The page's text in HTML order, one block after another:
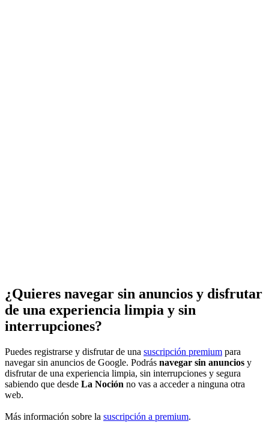
¿Quieres navegar sin anuncios y disfrutar
de una experiencia limpia y sin
interrupciones?
Puedes registrarse y disfrutar de una suscripción premium para
navegar sin anuncios de Google. Podrás navegar sin anuncios y
disfrutar de una experiencia limpia, sin interrupciones y segura
sabiendo que desde La Noción no vas a acceder a ninguna otra
web.
Más información sobre la suscripción a premium.